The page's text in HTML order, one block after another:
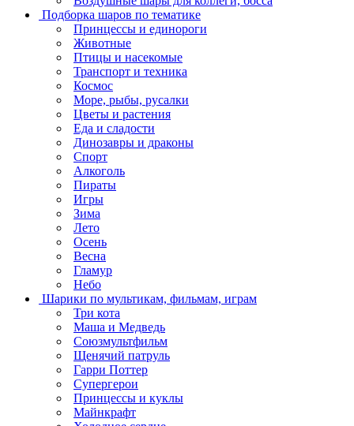
Подборка шаров по тематике
Принцессы и единороги
Животные
Птицы и насекомые
Транспорт и техника
Космос
Море, рыбы, русалки
Цветы и растения
Еда и сладости
Динозавры и драконы
Спорт
Алкоголь
Пираты
Игры
Зима
Лето
Осень
Весна
Гламур
Небо
Шарики по мультикам, фильмам, играм
Три кота
Маша и Медведь
Союзмультфильм
Щенячий патруль
Гарри Поттер
Супергерои
Принцессы и куклы
Майнкрафт